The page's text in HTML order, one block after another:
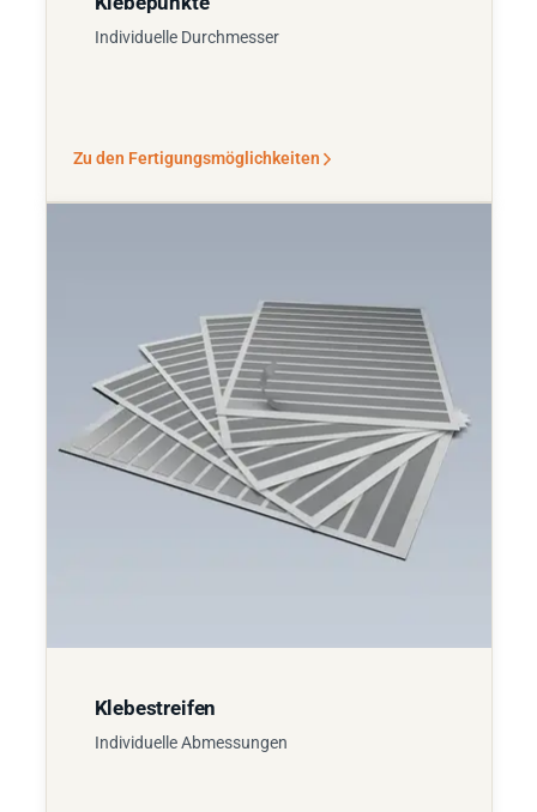
Individuelle Durchmesser
Zu den Fertigungsmöglichkeiten
Klebestreifen
Individuelle Abmessungen